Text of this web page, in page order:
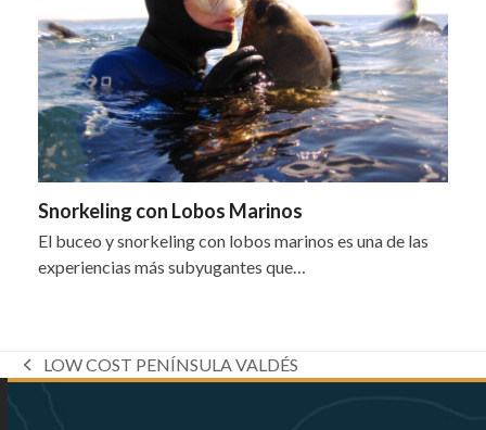
Snorkeling con Lobos Marinos
El buceo y snorkeling con lobos marinos es una de las
experiencias más subyugantes que…
previous
LOW COST PENÍNSULA VALDÉS